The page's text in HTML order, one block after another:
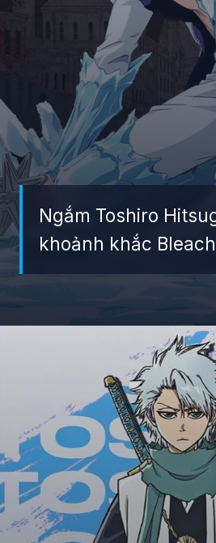
Ngắm Toshiro
khoảnh khắc
https://